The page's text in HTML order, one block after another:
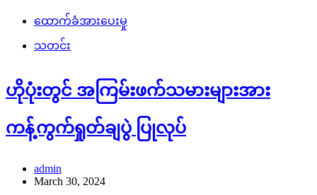
ထောက်ခံအားပေးမှု
သတင်း
ဟိုပုံးတွင် အကြမ်းဖက်သမားများအား
ကန့်ကွက်ရှုတ်ချပွဲ ပြုလုပ်
admin
March 30, 2024